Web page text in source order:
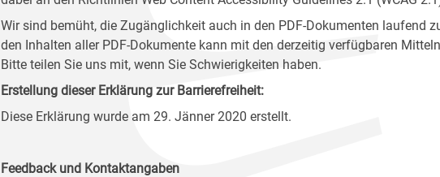
Wir sind bemüht, die Zugänglichkeit auch in den PDF-Dokumenten laufend
den Inhalten aller PDF-Dokumente kann mit den derzeitig verfügbaren
Bitte teilen Sie uns mit, wenn Sie Schwierigkeiten haben.
Erstellung dieser Erklärung zur Barrierefreiheit:
Diese Erklärung wurde am 29. Jänner 2020 erstellt.
Feedback und Kontaktangaben